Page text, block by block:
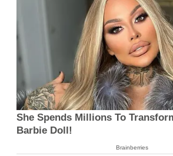
She Spends Millions To
Barbie Doll!
Brainberries